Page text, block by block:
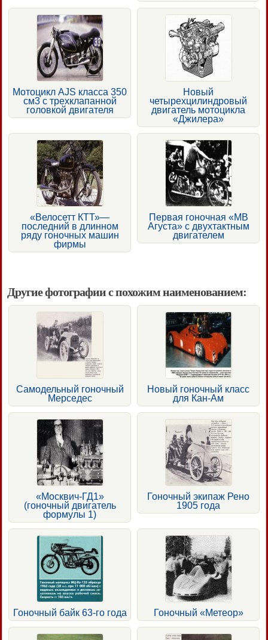
Мотоцикл AJS класса 350
см3 с трехклапанной
головкой двигателя
Новый
четырехцилиндровый
двигатель мотоцикла
«Джилера»
«Велосетт КТТ»—
последний в длинном
ряду гоночных машин
фирмы
Первая гоночная «МВ
Агуста» с двухтактным
двигателем
Другие фотографии с похожим наименованием:
Самодельный гоночный
Мерседес
Новый гоночный класс
для Кан-Ам
«Москвич-ГД1»
(гоночный двигатель
формулы 1)
Гоночный экипаж Рено
1905 года
Гоночный байк 63-го года Гоночный «Метеор»